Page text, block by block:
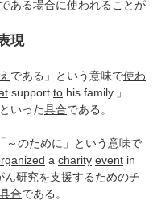
である場合に使われる ことが
現
である」という意味で使わ
support to his family.」
いった具合である。
～のために」という意味で
a charity event in
ん研究を支援するためのチ
具合である。